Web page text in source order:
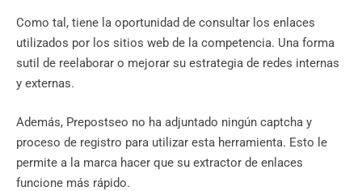
Como tal, tiene la oportunidad de consultar los enlaces
utilizados por los sitios web de la competencia. Una forma
sutil de reelaborar o mejorar su estrategia de redes internas
y externas.
Además, Prepostseo no ha adjuntado ningún captcha y
proceso de registro para utilizar esta herramienta. Esto le
permite a la marca hacer que su extractor de enlaces
funcione más rápido.